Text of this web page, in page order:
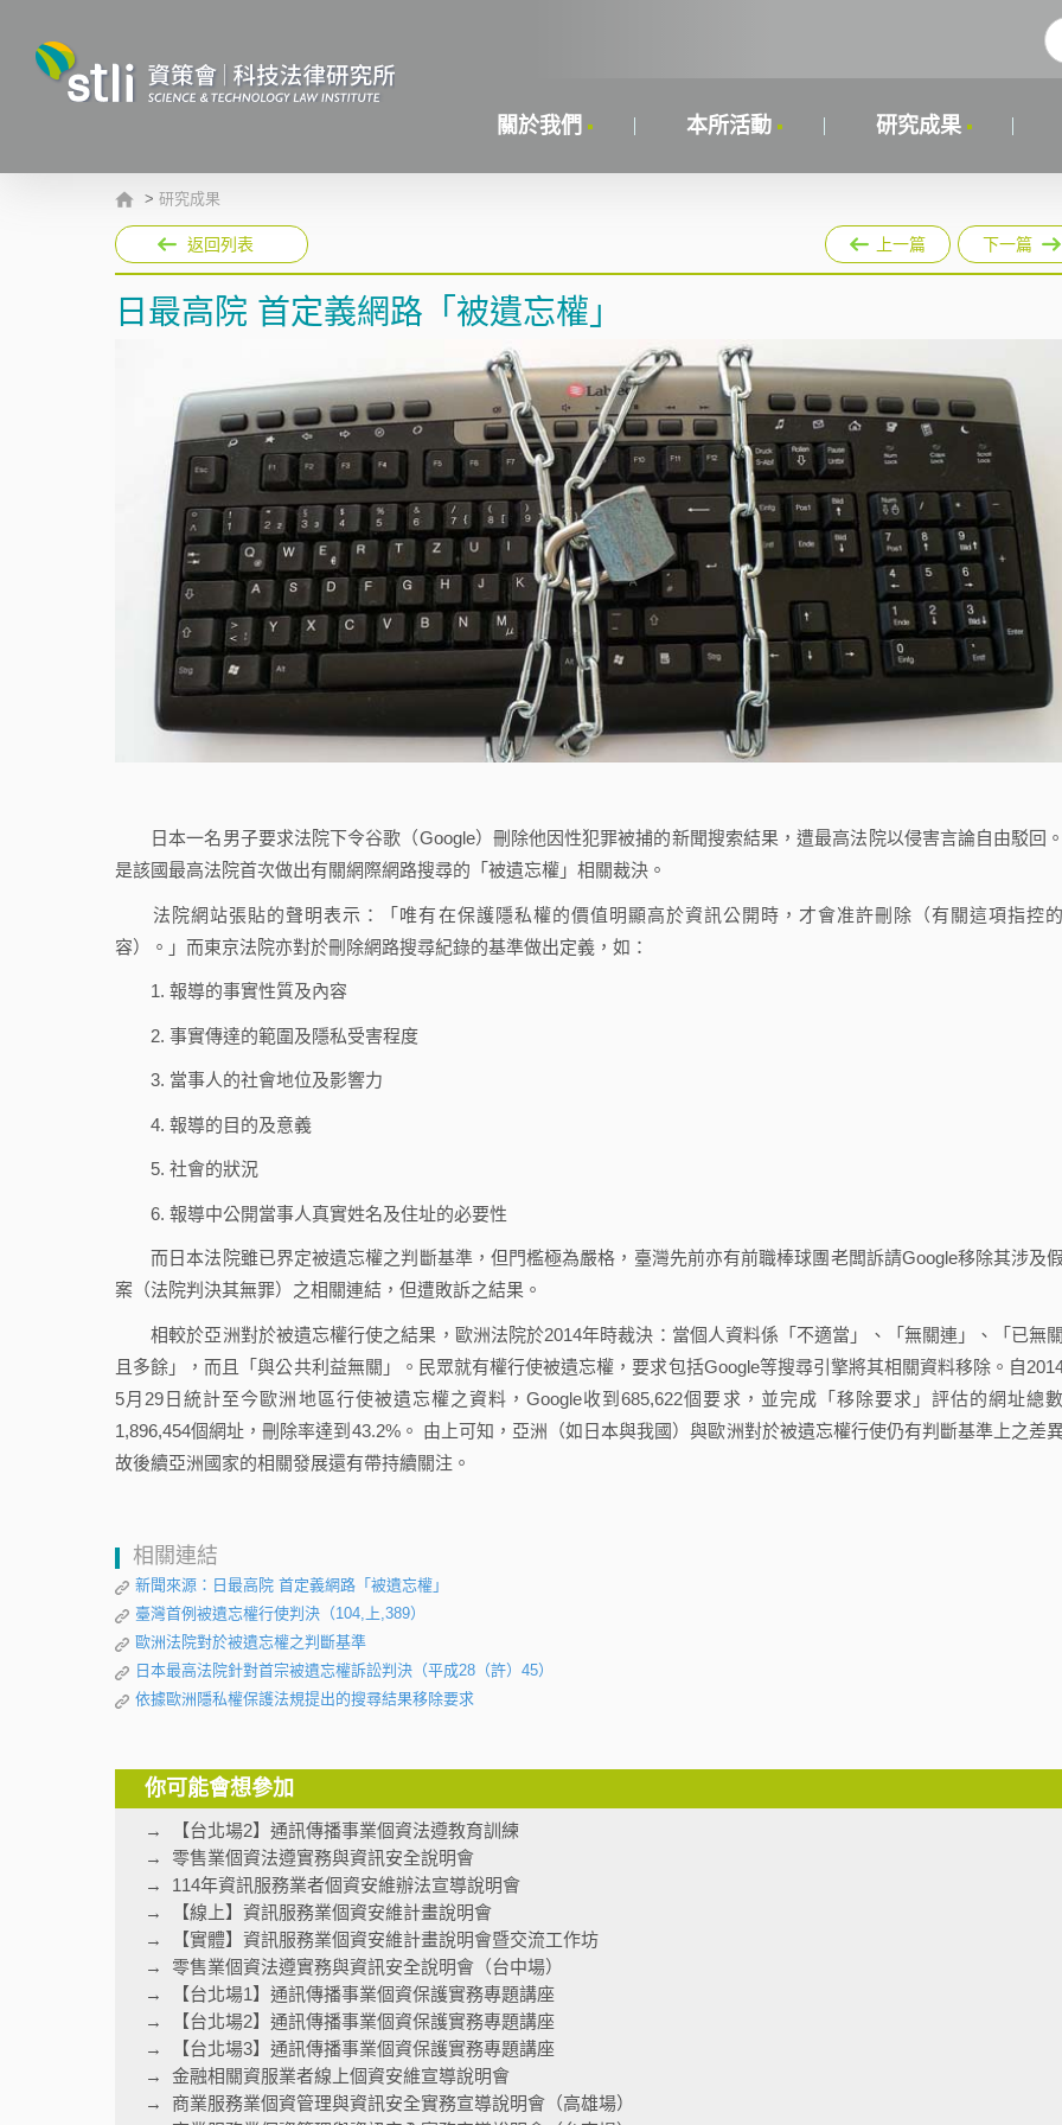
關於我們 本所活動 研究成果
> 研究成果
返回列表 上一篇 下一篇
日最高院 首定義網路「被遺忘權」
日本一名男子要求法院下令谷歌（Google）刪除他因性犯罪被捕的新聞搜索結果，遭最高法院以侵害言論自由駁回
是該國最高法院首次做出有關網際網路搜尋的「被遺忘權」相關裁決。
法院網站張貼的聲明表示：「唯有在保護隱私權的價值明顯高於資訊公開時，才會准許刪除（有關這項指控
容）。」而東京法院亦對於刪除網路搜尋紀錄的基準做出定義，如：
1. 報導的事實性質及內容
2. 事實傳達的範圍及隱私受害程度
3. 當事人的社會地位及影響力
4. 報導的目的及意義
5. 社會的狀況
6. 報導中公開當事人真實姓名及住址的必要性
而日本法院雖已界定被遺忘權之判斷基準，但門檻極為嚴格，臺灣先前亦有前職棒球團老闆訴請Google移除其涉及
案（法院判決其無罪）之相關連結，但遭敗訴之結果。
相較於亞洲對於被遺忘權行使之結果，歐洲法院於2014年時裁決：當個人資料係「不適當」、「無關連」、「已無
且多餘」，而且「與公共利益無關」。民眾就有權行使被遺忘權，要求包括Google等搜尋引擎將其相關資料移除。自
5月29日統計至今歐洲地區行使被遺忘權之資料，Google收到685,622個要求，並完成「移除要求」評估的網址總
1,896,454個網址，刪除率達到43.2%。 由上可知，亞洲（如日本與我國）與歐洲對於被遺忘權行使仍有判斷基準上之差異
故後續亞洲國家的相關發展還有帶持續關注。
相關連結
新聞來源：日最高院 首定義網路「被遺忘權」
臺灣首例被遺忘權行使判決（104,上,389）
歐洲法院對於被遺忘權之判斷基準
日本最高法院針對首宗被遺忘權訴訟判決（平成28（許）45）
依據歐洲隱私權保護法規提出的搜尋結果移除要求
你可能會想參加
【台北場2】通訊傳播事業個資法遵教育訓練
零售業個資法遵實務與資訊安全說明會
114年資訊服務業者個資安維辦法宣導說明會
【線上】資訊服務業個資安維計畫說明會
【實體】資訊服務業個資安維計畫說明會暨交流工作坊
零售業個資法遵實務與資訊安全說明會（台中場）
【台北場1】通訊傳播事業個資保護實務專題講座
【台北場2】通訊傳播事業個資保護實務專題講座
【台北場3】通訊傳播事業個資保護實務專題講座
金融相關資服業者線上個資安維宣導說明會
商業服務業個資管理與資訊安全實務宣導說明會（高雄場）